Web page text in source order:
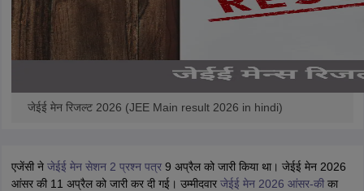
जेईई मेन रिजल्ट 2026 (JEE Main result 2026 in hindi)
एजेंसी ने जेईई मेन सेशन 2 प्रश्न पत्र9 अप्रैल को जारी किया था। जेईई मेन 2026
आंसर की 11 अप्रैल को जारी कर दी गई। उम्मीदवार जेईई मेन 2026 आंसर-कीका